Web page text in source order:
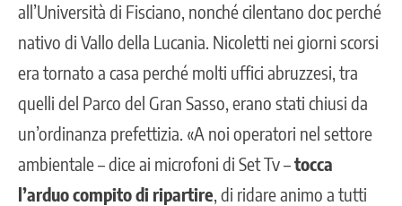
all’Università di Fisciano, nonché cilentano doc perché
nativo di Vallo della Lucania. Nicoletti nei giorni scorsi
era tornato a casa perché molti uffici abruzzesi, tra
quelli del Parco del Gran Sasso, erano stati chiusi da
un’ordinanza prefettizia. «A noi operatori nel settore
ambientale – dice ai microfoni di Set Tv –tocca
l’arduo compito di ripartire , di ridare animo a tutti